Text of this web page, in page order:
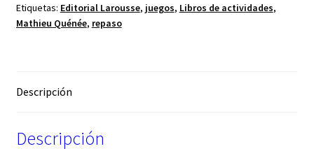
Etiquetas: Editorial Larousse, juegos, Libros de actividades,
Mathieu Quénée, repaso
Descripción
Descripción